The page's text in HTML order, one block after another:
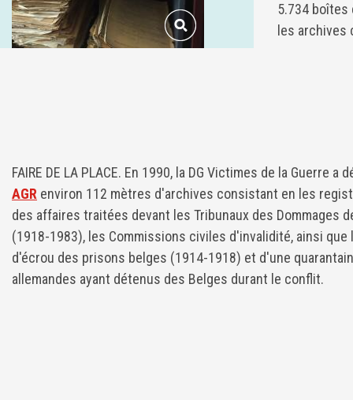
5.734 boîtes
les
FAIRE DE LA PLACE. En 1990, la DG Victimes de la Guerre a
AGR environ 112 mètres d'archives consistant en les
des affaires traitées devant les Tribunaux des Dommages
(1918-1983), les Commissions civiles d'invalidité, ainsi
d'écrou des prisons belges (1914-1918) et d'une
allemandes ayant détenus des Belges durant le conflit.